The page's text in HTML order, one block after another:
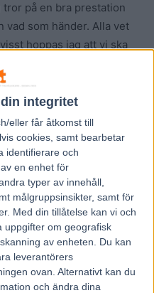
integritet
eller får åtkomst till
cookies, samt bearbetar
identifierare och
en enhet för
typer av innehåll,
målgruppsinsikter, samt för
Med din tillåtelse kan vi och
uppgifter om geografisk
av enheten. Du kan
leverantörers
ovan. Alternativt kan du
och ändra dina
på en bra prestation
vad som händer. Alla vet
hoppas jag att vi ska
Bergsåker, han har två
fyraåring och jag hade
men han var inte riktigt
för honom. Vi valde att
det ser ut att ha slagit väl
och jag har kört
bra sätt och han är väl
men från det här
inte lätt att komma in i